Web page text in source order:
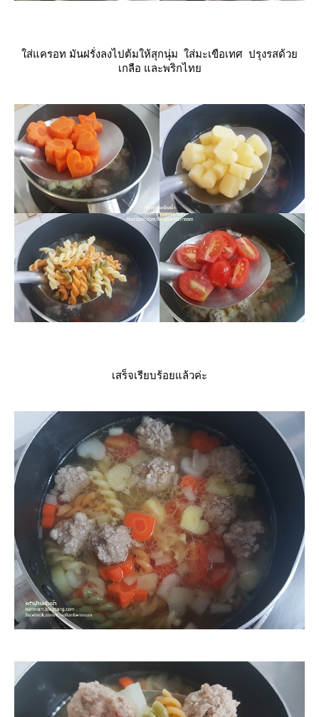
ส่แครอท มันฝรั่งลงไปต้มให้สุกนุ่ม ใส่มะเขือเทศ ปรุงรสด้ว
เกลือ และพริกไท
เสร็จเรียบร้อยแล้วค่ะ